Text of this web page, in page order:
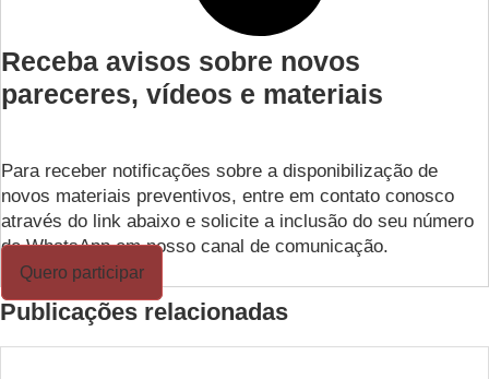
Receba avisos sobre novos
pareceres, vídeos e materiais
Para receber notificações sobre a disponibilização de
novos materiais preventivos, entre em contato conosco
através do link abaixo e solicite a inclusão do seu número
de WhatsApp em nosso canal de comunicação.
Quero participar
Publicações relacionadas